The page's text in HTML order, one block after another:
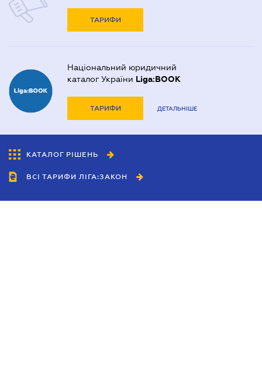
ТАРИФИ
Національний юридичний
каталог України Liga:BOOK
ТАРИФИ ДЕТАЛЬНІШЕ
КАТАЛОГ РІШЕНЬ
ВСІ ТАРИФИ ЛІГА:ЗАКОН